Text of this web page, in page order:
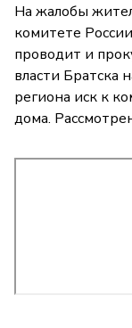
На жалобы
комитете
проводит и
власти Братска
региона иск к
дома.